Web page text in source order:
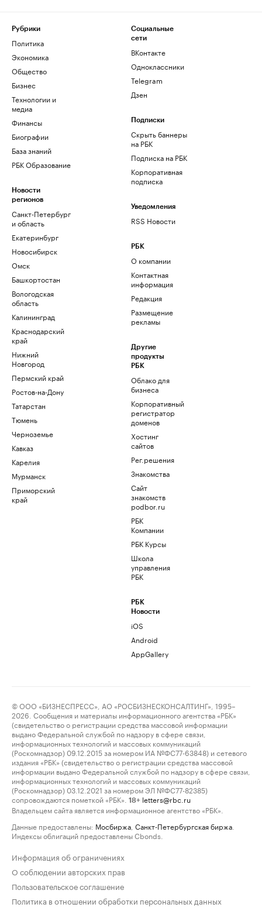
Рубрики
Политика
Экономика
Общество
Бизнес
Технологии и
медиа
Финансы
Биографии
База знаний
РБК Образование
Новости
регионов
Санкт-Петербург
и область
Екатеринбург
Новосибирск
Омск
Башкортостан
Вологодская
область
Калининград
Краснодарский
край
Нижний
Новгород
Пермский край
Ростов-на-Дону
Татарстан
Тюмень
Черноземье
Кавказ
Карелия
Мурманск
Приморский
край
Социальные
сети
ВКонтакте
Одноклассники
Telegram
Дзен
Подписки
Скрыть баннеры
на РБК
Подписка на РБК
Корпоративная
подписка
Уведомления
RSS Новости
РБК
О компании
Контактная
информация
Редакция
Размещение
рекламы
Другие
продукты
РБК
Облако для
бизнеса
Корпоративный
регистратор
доменов
Хостинг
сайтов
Рег.решения
Знакомства
Сайт
знакомств
podbor.ru
РБК
Компании
РБК Курсы
Школа
управления
РБК
РБК
Новости
iOS
Android
AppGallery
© ООО «БИЗНЕСПРЕСС», АО «РОСБИЗНЕСКОНСАЛТИНГ», 1995–
2026. Сообщения и материалы информационного агентства «РБК»
(свидетельство о регистрации средства массовой информации
выдано Федеральной службой по надзору в сфере связи,
информационных технологий и массовых коммуникаций
(Роскомнадзор) 09.12.2015 за номером ИА №ФС77-63848) и сетевого
издания «РБК» (свидетельство о регистрации средства массовой
информации выдано Федеральной службой по надзору в сфере связи,
информационных технологий и массовых коммуникаций
(Роскомнадзор) 03.12.2021 за номером ЭЛ №ФС77-82385)
сопровождаются пометкой «РБК».
18+ letters@rbc.ru
Владельцем сайта является информационное агентство «РБК».
Данные предоставлены: Мосбиржа Санкт-Петербургская биржа
Индексы облигаций предоставлены Cbonds.
Информация об ограничениях
О соблюдении авторских прав
Пользовательское соглашение
Политика в отношении обработки персональных данных